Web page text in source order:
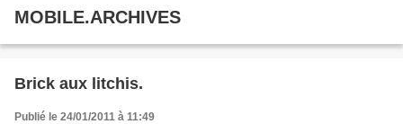
MOBILE.ARCHIVES
Brick aux litchis.
Publié le 24/01/2011 à 11:49